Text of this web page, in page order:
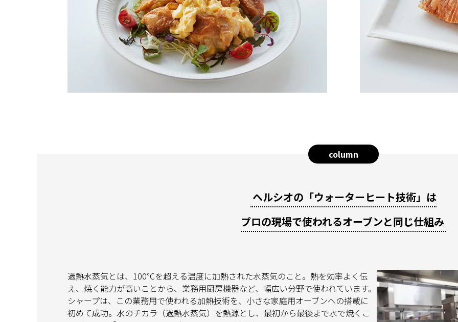
column
ヘルシオの「ウォーターヒート技術」は
プロの現場で使われるオーブンと同じ仕組み
過熱水蒸気とは、100℃を超える温度に加熱された水蒸気のこと。熱を効率よく伝
え、焼く能力が高いことから、業務用厨房機器など、幅広い分野で使われています。
シャープは、この業務用で使われる加熱技術を、小さな家庭用オーブンへの搭載に
初めて成功。水のチカラ（過熱水蒸気）を熱源とし、最初から最後まで水で焼くこ